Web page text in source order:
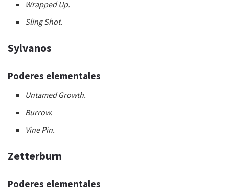
Wrapped Up.
Sling Shot.
Sylvanos
Poderes elementales
Untamed Growth.
Burrow.
Vine Pin.
Zetterburn
Poderes elementales